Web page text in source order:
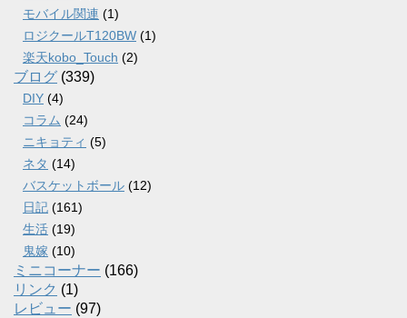
モバイル関連 (1)
ロジクールT120BW (1)
楽天kobo_Touch (2)
ブログ (339)
DIY (4)
コラム (24)
ニキョティ (5)
ネタ (14)
バスケットボール (12)
日記 (161)
生活 (19)
鬼嫁 (10)
ミニコーナー (166)
リンク (1)
レビュー (97)